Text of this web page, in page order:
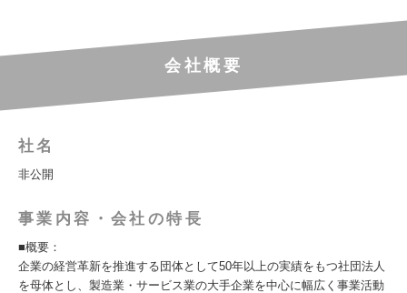
会社概要
社名
非公開
事業内容・会社の特長
■概要：
企業の経営革新を推進する団体として50年以上の実績をもつ社団法人
を母体とし、製造業・サービス業の大手企業を中心に幅広く事業活動